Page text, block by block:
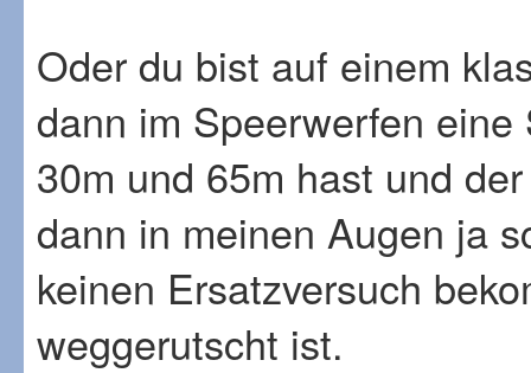
Oder du bist auf einem
dann im Speerwerfen
30m und 65m hast und
dann in meinen Augen ja
keinen Ersatzversuch
weggerutscht ist.